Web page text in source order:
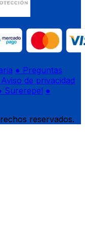
● Preguntas
de privacidad
Surerepel ●
reservados.